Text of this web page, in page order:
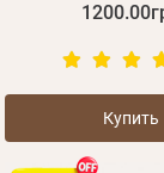
Купить